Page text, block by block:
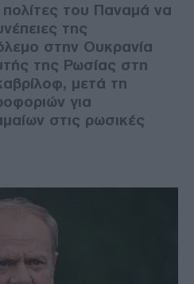
του Παναμά να
της
στην Ουκρανία
της Ρωσίας στη
μετά τη
για
στις ρωσικές